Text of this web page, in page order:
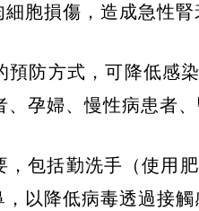
胞損傷，造成急性腎
防方式，可降低感
孕婦、慢性病患者
包括勤洗手（使用
以降低病毒透過接觸